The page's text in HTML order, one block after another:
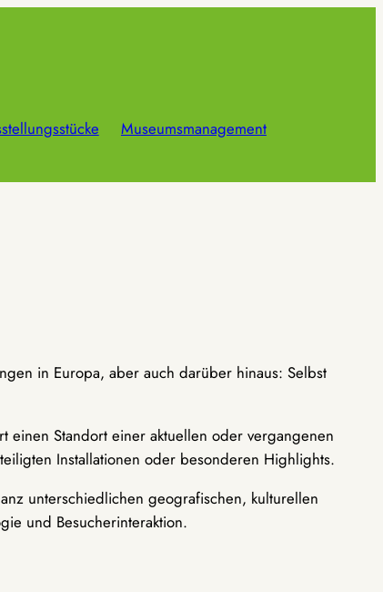
Museumsmanagement
in Europa, aber auch darüber hinaus: Selbst
einen Standort einer aktuellen oder vergangenen
Installationen oder besonderen Highlights.
unterschiedlichen geografischen, kulturellen
und Besucherinteraktion.